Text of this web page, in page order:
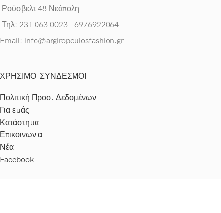
Ρούσβελτ 48 Νεάπολη
Τηλ: 231 063 0023 – 6976922064
Email: info@argiropoulosfashion.gr
ΧΡΗΣΙΜΟΙ ΣΥΝΔΕΣΜΟΙ
Πολιτική Προσ. Δεδομένων
Για εμάς
Κατάστημα
Επικοινωνία
Νέα
Facebook
Please,